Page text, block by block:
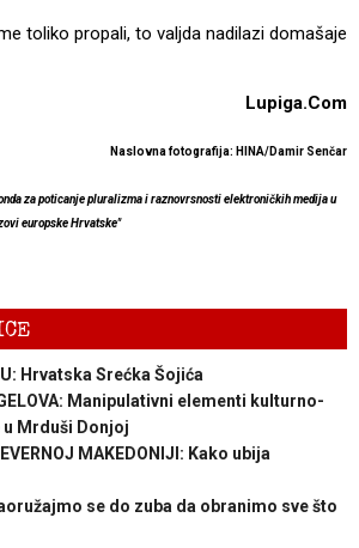
toliko propali, to valjda nadilazi domašaje
Lupiga.Com
Naslovna fotografija: HINA/Damir Senčar
za poticanje pluralizma i raznovrsnosti elektroničkih medija u
europske Hrvatske"
Hrvatska Srećka Šojića
Manipulativni elementi kulturno-
Mrduši Donjoj
MAKEDONIJI: Kako ubija
se do zuba da obranimo sve što